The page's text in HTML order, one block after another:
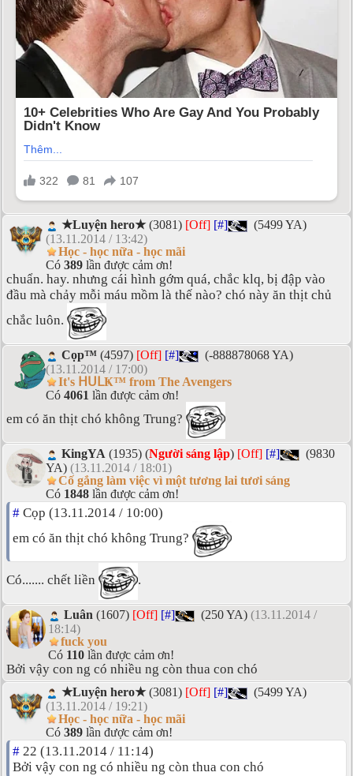
★Luyện hero★(3081) [Off] [#]
(5499 YA)
(13.11.2014 / 13:42)
Học - học nữa - học mãi
Có 389 lần được cảm ơn!
chuẩn. hay. nhưng cái hình gớm quá, chắc klq, bị đập vào
đầu mà chảy mỗi máu mồm là thế nào? chó này ăn thịt chủ
chắc luôn.
Cọp™ (4597) [Off] [#]
(-888878068 YA)
(13.11.2014 / 17:00)
It's ᕼᑌᒪҜ™ from The Avengers
Có 4061 lần được cảm ơn!
em có ăn thịt chó không Trung?
KingYA (1935) (Người sáng lập) [Off] [#]
(9830
YA) (13.11.2014 / 18:01)
Cố gắng làm việc vì một tương lai tươi sáng
Có 1848 lần được cảm ơn!
# Cọp (13.11.2014 / 10:00)
em có ăn thịt chó không Trung?
Có....... chết liền .
Luân (1607) [Off] [#] (250 YA) (13.11.2014 /
18:14)
fuck you
Có 110 lần được cảm ơn!
Bởi vậy con ng có nhiều ng còn thua con chó
★Luyện hero★(3081) [Off] [#]
(5499 YA)
(13.11.2014 / 19:21)
Học - học nữa - học mãi
Có 389 lần được cảm ơn!
# 22 (13.11.2014 / 11:14)
Bởi vậy con ng có nhiều ng còn thua con chó